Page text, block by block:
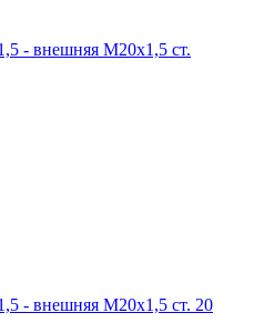
- внешняя М20х1,5 ст.
- внешняя М20х1,5 ст. 20